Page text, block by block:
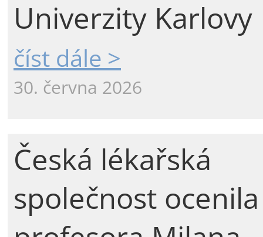
Univerzity Karlovy
číst dále >
30. června 2026
Česká lékařská
společnost ocenila